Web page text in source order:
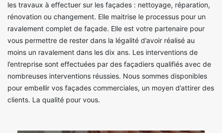
les travaux à effectuer sur les façades : nettoyage, réparation,
rénovation ou changement. Elle maitrise le processus pour un
ravalement complet de façade. Elle est votre partenaire pour
vous permettre de rester dans la légalité d’avoir réalisé au
moins un ravalement dans les dix ans. Les interventions de
l’entreprise sont effectuées par des façadiers qualifiés avec de
nombreuses interventions réussies. Nous sommes disponibles
pour embellir vos façades commerciales, un moyen d’attirer des
clients. La qualité pour vous.